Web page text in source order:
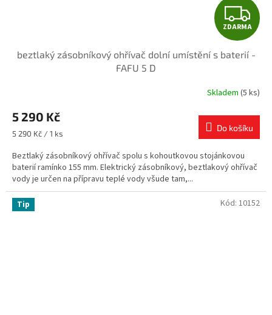
Z
D
A
R
M
A
ZDARMA
beztlaký zásobníkový ohřívač dolní umístění s baterií -
FAFU 5 D
Skladem (5 ks)
5 290 Kč
Měrná
5 290 Kč / 1 ks
Do košíku
Beztlaký zásobníkový ohřívač spolu s kohoutkovou stojánkovou
baterií ramínko 155 mm. Elektrický zásobníkový, beztlakový ohřívač
vody je určen na přípravu teplé vody všude tam,...
Tip Kód: 10152